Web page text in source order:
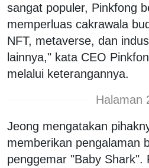
sangat populer, Pinkfong
memperluas cakrawala
NFT, metaverse, dan
lainnya," kata CEO
melalui keterangannya.
Halaman
Jeong mengatakan
memberikan pengalaman
penggemar "Baby Shark".